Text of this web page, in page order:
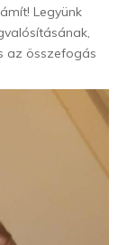
Legyünk
az összefogás